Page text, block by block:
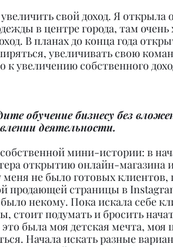
свой доход. Я открыла
в центре города, там
В планах до конца года
увеличивать свою
к увеличению собственного
обучение бизнесу без
деятельности.
мини-истории: в
открытию онлайн-магазина
не было готовых клиентов,
продающей страницы в
некому. Пока искала себе
стоит подумать и бросить
это была моя детская мечта, моя
Начала искать разные